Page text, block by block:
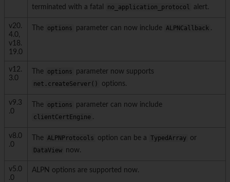
terminated with a fatal
no_application_protocol alert.
v20.
4.0,
v18.
19.0
The options parameter can now include ALPNCallback .
v12.
3.0
The options
parameter now supports
net.createServer()
options.
v9.3
.0
The options
parameter can now include
clientCertEngine .
v8.0
.0
The ALPNProtocols option can be a TypedArray or
DataView now.
v5.0
.0
ALPN options are supported now.